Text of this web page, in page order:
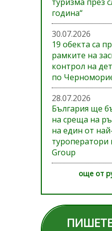
година“
30.07.2026
19 обекта са
рамките на
контрол на
по
28.07.2026
България ще
на среща на
на един от
туроператори
Group
още от